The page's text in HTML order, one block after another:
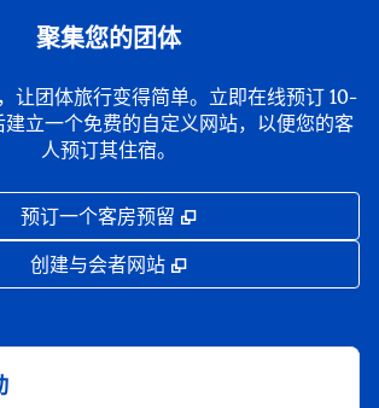
聚集您的团体
让团体旅行变得简单。立即在线预订 10-
立一个免费的自定义网站，以便您的客
人预订其住宿。
预订一个客房预留 ,
创建与会者网站 ,